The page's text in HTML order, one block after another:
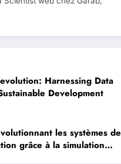
Data
Development
les systèmes de
grâce à la simulation